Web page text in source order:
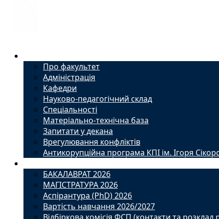
Про факультет
Адміністрація
Кафедри
Науково-педагогічний склад
Спеціальності
Матеріально-технічна база
Запитати у декана
Врегулювання конфліктів
Антикорупційна програма КПІ ім. Ігоря
БАКАЛАВРАТ 2026
МАГІСТРАТУРА 2026
Аспірантура (PhD) 2026
Вартість навчання 2026/2027